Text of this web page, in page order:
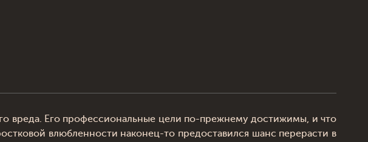
вреда. Его профессиональные цели по-прежнему достижимы, и что
влюбленности наконец-то предоставился шанс перерасти в